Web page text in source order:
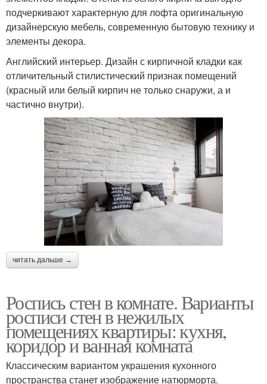
подчеркивают характерную для лофта оригинальную
дизайнерскую мебель, современную бытовую технику и
элементы декора.
Английский интерьер. Дизайн с кирпичной кладки как
отличительный стилистический признак помещений
(красный или белый кирпич не только снаружи, а и
частично внутри).
читать дальше →
Роспись стен в комнате. Варианты
росписи стен в нежилых
помещениях квартиры: кухня,
коридор и ванная комната
Классическим вариантом украшения кухонного
пространства станет изображение натюрморта.